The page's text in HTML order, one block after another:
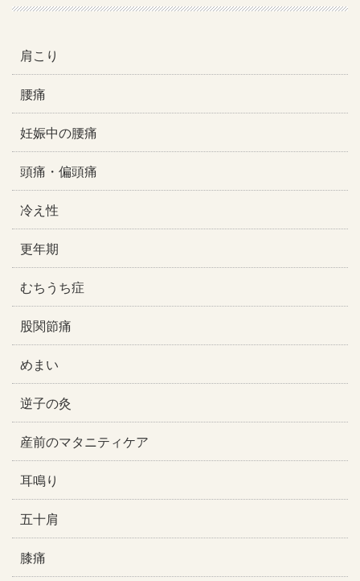
肩こり
腰痛
妊娠中の腰痛
頭痛・偏頭痛
冷え性
更年期
むちうち症
股関節痛
めまい
逆子の灸
産前のマタニティケア
耳鳴り
五十肩
膝痛